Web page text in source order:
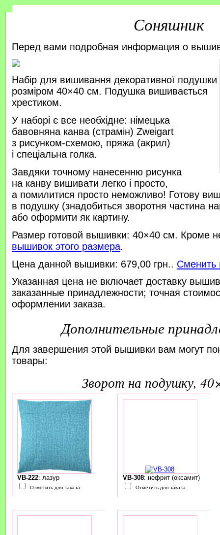
Соняшник
Перед вами подробная информация о
Набір для вишивання декоративної подушки
розміром 40×40 см. Подушка вишивається
хрестиком.
У наборі є все необхідне: німецька
бавовняна канва (страмін) Zweigart
з рисунком-схемою, пряжа (акрил)
і спеціальна голка.
Завдяки точному нанесенню рисунка
на канву вишивати легко і просто,
а помилитися просто неможливо! Готову
в подушку (знадобиться зворотня частина
або оформити як картину.
Размер готовой вышивки: 40×40 см. Кроме
вышивок этого размера.
Цена данной вышивки: 679,00 грн.. Сменить
Указанная цена не включает доставку
заказанные принадлежности; точная
оформлении заказа.
Дополнительные
Для завершения этой вышивки вам могут
товары:
зворот на подушку,
VB-222: лазур
Отметить для заказа
VB-308: нефрит (оксамит)
Отметить для заказа